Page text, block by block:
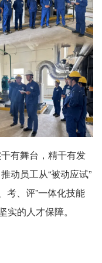
有舞台，精干有发
动员工从“被动应试”
考、评”一体化技能
的人才保障。